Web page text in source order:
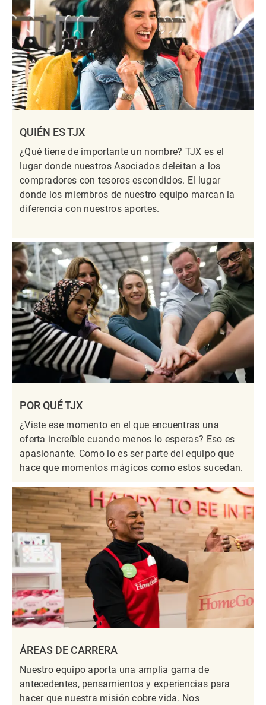
QUIÉN ES TJX
¿Qué tiene de importante un nombre? TJX es el
lugar donde nuestros Asociados deleitan a los
compradores con tesoros escondidos. El lugar
donde los miembros de nuestro equipo marcan la
diferencia con nuestros aportes.
POR QUÉ TJX
¿Viste ese momento en el que encuentras una
oferta increíble cuando menos lo esperas? Eso es
apasionante. Como lo es ser parte del equipo que
hace que momentos mágicos como estos sucedan.
ÁREAS DE CARRERA
Nuestro equipo aporta una amplia gama de
antecedentes, pensamientos y experiencias para
hacer que nuestra misión cobre vida. Nos